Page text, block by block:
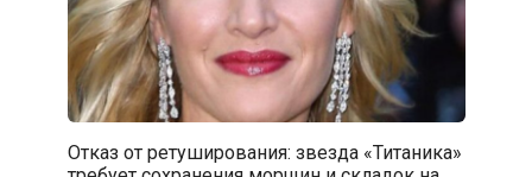
Отказ от ретуширования: звезда «Титаника»